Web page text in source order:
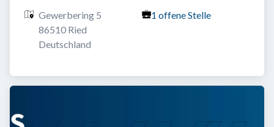
Gewerbering 5
86510 Ried
Deutschland
1 offene Stelle